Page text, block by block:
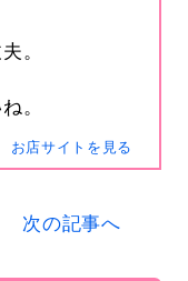
す
。
。
お店サイトを見る
次の記事へ